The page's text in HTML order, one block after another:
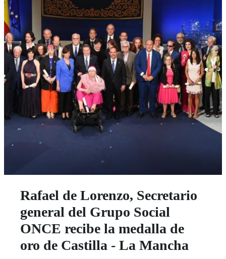
Rafael de Lorenzo, Secretario
general del Grupo Social
ONCE recibe la medalla de
oro de Castilla - La Mancha